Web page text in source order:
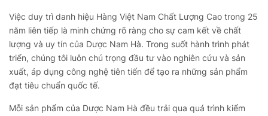
Việc duy trì danh hiệu Hàng Việt Nam Chất Lượng Cao trong 25
năm liên tiếp là minh chứng rõ ràng cho sự cam kết về chất
lượng và uy tín của Dược Nam Hà. Trong suốt hành trình phát
triển, chúng tôi luôn chú trọng đầu tư vào nghiên cứu và sản
xuất, áp dụng công nghệ tiên tiến để tạo ra những sản phẩm
đạt tiêu chuẩn quốc tế.
Mỗi sản phẩm của Dược Nam Hà đều trải qua quá trình kiểm